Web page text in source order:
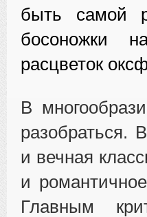
быть самой
босоножки
расцветок
В
разобраться.
и вечная
и
Главным